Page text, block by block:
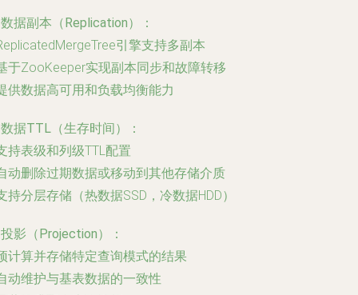
据副本（Replication）
：
引擎支持多副本
于ZooKeeper实现副本同步和故障转移
供数据高可用和负载均衡能力
据TTL（生存时间）
：
持表级和列级TTL配置
动删除过期数据或移动到其他存储介质
持分层存储（热数据SSD，冷数据HDD）
影（Projection）
：
计算并存储特定查询模式的结果
动维护与基表数据的一致性